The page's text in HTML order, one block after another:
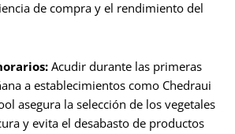
de compra y el rendimiento del
Acudir durante las primeras
a establecimientos como Chedraui
asegura la selección de los vegetales
y evita el desabasto de productos